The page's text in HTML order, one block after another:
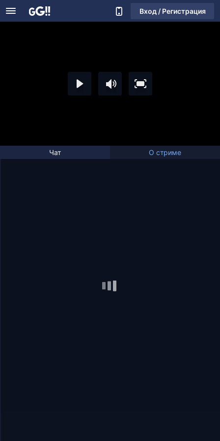
Вход / Регистрация
Чат О стриме